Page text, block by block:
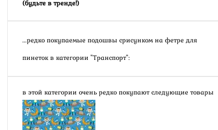
(будьте в тренде!)
...редко покупаемые подошвы срисунком на фетре для
пинеток в категории "Транспорт":
в этой категории очень редко покупают следующие товары